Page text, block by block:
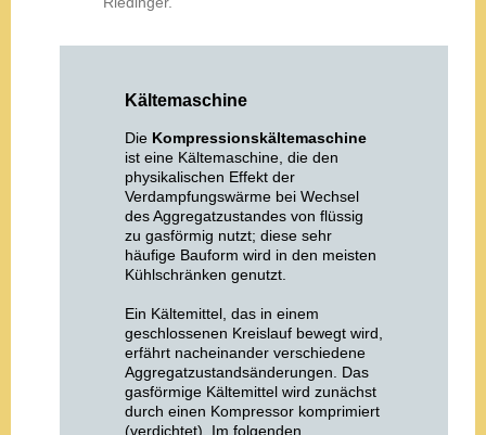
Kältemaschine
Die Kompressionskältemaschine
ist eine Kältemaschine, die den
physikalischen Effekt der
Verdampfungswärme bei Wechsel
des Aggregatzustandes von flüssig
zu gasförmig nutzt; diese sehr
häufige Bauform wird in den meisten
Kühlschränken genutzt.
Ein Kältemittel, das in einem
geschlossenen Kreislauf bewegt wird,
erfährt nacheinander verschiedene
Aggregatzustandsänderungen. Das
gasförmige Kältemittel wird zunächst
durch einen Kompressor komprimiert
(verdichtet). Im folgenden